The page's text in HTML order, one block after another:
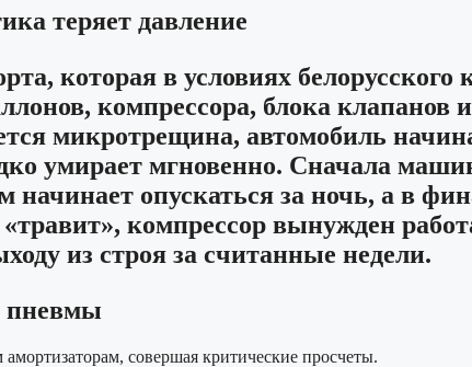
теряет давление
которая в условиях белорусского
компрессора, блока клапанов
микротрещина, автомобиль
умирает мгновенно. Сначала
начинает опускаться за ночь, а в
компрессор вынужден
из строя за считанные недели.
пневмы
совершая критические просчеты.